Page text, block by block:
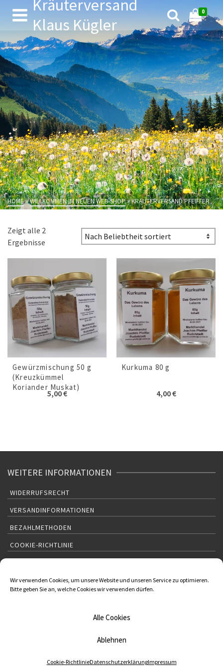
Wir verwenden Cookies, um unsere Website und unseren Service zu optimieren.
Bitte geben Sie an, welche Cookies wir verwenden dürfen.
Alle Cookies
Ablehnen
Cookie-RichtlinieDatenschutzerklärungImpressum
Kräuterversand
Klaus Kügler
0
HOME»WILLKOMMEN IM NEUEN WEB-SHOP»KRÄUTERVERSAND PFEIFFER
Zeigt alle 2
Ergebnisse
Gewürzmischung 50 g
(Kreuzkümmel
Koriander Muskat)
5,00€
Kurkuma 80 g
4,00€
WEITERE INFORMATIONEN
WIDERRUFSRECHT
VERSANDINFORMATIONEN
BEZAHLMETHODEN
COOKIE-RICHTLINIE
KRÄUTERVERSAND KLAUS KÜGLER
Joachim Pfeiffer
joachim-pfeiffer@t-online.de
© 2026 Kräuterversand Klaus Kügler - WordPress Theme byKadence WP